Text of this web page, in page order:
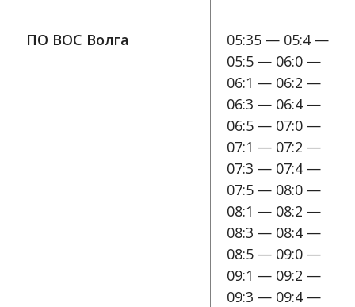
ПО ВОС Волга
05:35 — 05:4 —
05:5 — 06:0 —
06:1 — 06:2 —
06:3 — 06:4 —
06:5 — 07:0 —
07:1 — 07:2 —
07:3 — 07:4 —
07:5 — 08:0 —
08:1 — 08:2 —
08:3 — 08:4 —
08:5 — 09:0 —
09:1 — 09:2 —
09:3 — 09:4 —